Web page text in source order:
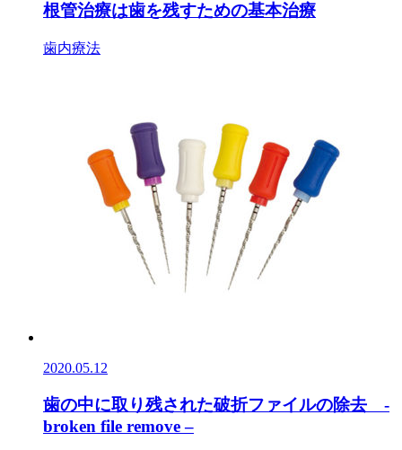
根管治療は歯を残すための基本治療
歯内療法
2020.05.12
歯の中に取り残された破折ファイルの除去 -
broken file remove –